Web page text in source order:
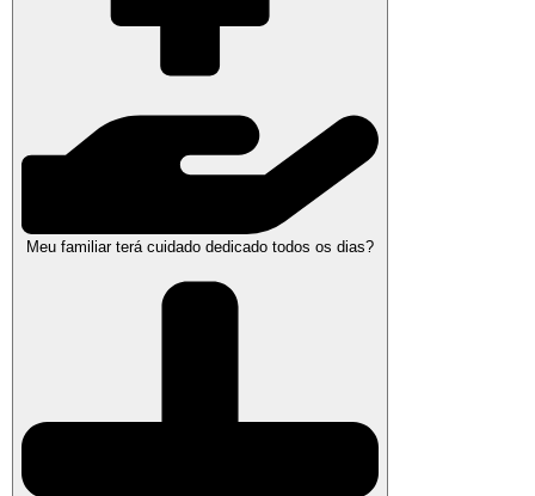
Meu familiar terá cuidado dedicado todos os dias?